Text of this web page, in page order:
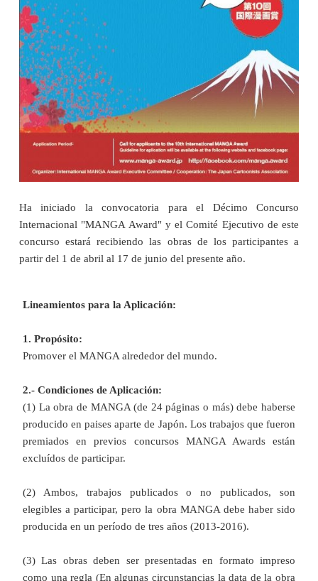
Ha iniciado la convocatoria para el Décimo Concurso
Internacional "MANGA Award" y el Comité Ejecutivo de este
concurso estará recibiendo las obras de los participantes a
partir del 1 de abril al 17 de junio del presente año.
Lineamientos para la Aplicación:
1. Propósito:
Promover el MANGA alrededor del mundo.
2.- Condiciones de Aplicación:
(1) La obra de MANGA (de 24 páginas o más) debe haberse
producido en paises aparte de Japón. Los trabajos que fueron
premiados en previos concursos MANGA Awards están
excluídos de participar.
(2) Ambos, trabajos publicados o no publicados, son
elegibles a participar, pero la obra MANGA debe haber sido
producida en un período de tres años (2013-2016).
(3) Las obras deben ser presentadas en formato impreso
como una regla (En algunas circunstancias la data de la obra